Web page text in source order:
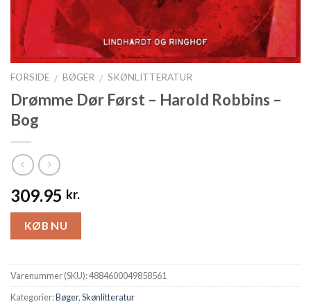
FORSIDE / BØGER / SKØNLITTERATUR
Drømme Dør Først – Harold Robbins –
Bog
309.95 kr.
KØB NU
Varenummer (SKU):4884600049858561
Kategorier:Bøger,Skønlitteratur